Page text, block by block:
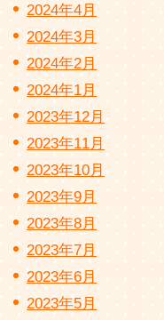
2024年4月
2024年3月
2024年2月
2024年1月
2023年12月
2023年11月
2023年10月
2023年9月
2023年8月
2023年7月
2023年6月
2023年5月